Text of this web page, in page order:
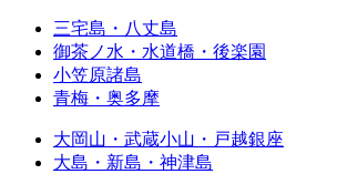
三宅島・八丈島
御茶ノ水・水道橋・後楽園
小笠原諸島
青梅・奥多摩
大岡山・武蔵小山・戸越銀座
大島・新島・神津島